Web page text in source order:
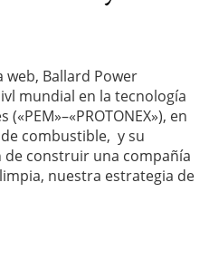
Ballard Power
mundial en la tecnología
en
combustible, y su
de construir una compañía
nuestra estrategia de